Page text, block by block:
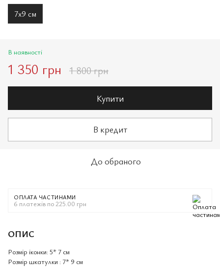
7х9 см
В наявності
1 350 грн 1 800 грн
Купити
В кредит
До обраного
ОПЛАТА ЧАСТИНАМИ
6 платежів по 225.00 грн
ОПИС
Розмір іконки: 5* 7 см
Розмір шкатулки : 7* 9 см